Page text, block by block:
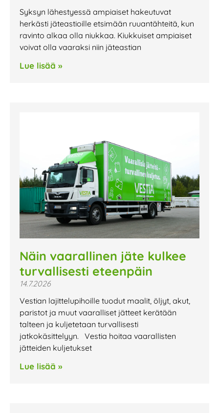
Syksyn lähestyessä ampiaiset hakeutuvat
herkästi jäteastioille etsimään ruuantähteitä, kun
ravinto alkaa olla niukkaa. Kiukkuiset ampiaiset
voivat olla vaaraksi niin jäteastian
Lue lisää »
Näin vaarallinen jäte kulkee
turvallisesti eteenpäin
14.7.2026
Vestian lajittelupihoille tuodut maalit, öljyt, akut,
paristot ja muut vaaralliset jätteet kerätään
talteen ja kuljetetaan turvallisesti
jatkokäsittelyyn. Vestia hoitaa vaarallisten
jätteiden kuljetukset
Lue lisää »